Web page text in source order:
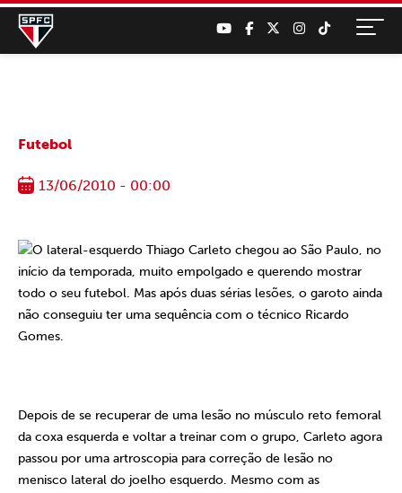
Futebol
13/06/2010 - 00:00
O lateral-esquerdo Thiago Carleto chegou ao São Paulo, no
início da temporada, muito empolgado e querendo mostrar
todo o seu futebol. Mas após duas sérias lesões, o garoto ainda
não conseguiu ter uma sequência com o técnico Ricardo
Gomes.
Depois de se recuperar de uma lesão no músculo reto femoral
da coxa esquerda e voltar a treinar com o grupo, Carleto agora
passou por uma artroscopia para correção de lesão no
menisco lateral do joelho esquerdo. Mesmo com as